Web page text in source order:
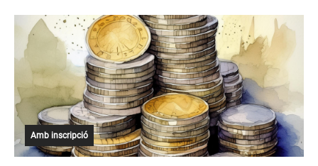
Amb inscripció